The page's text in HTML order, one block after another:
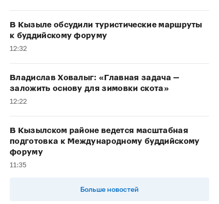
В Кызыле обсудили туристические маршруты
к буддийскому форуму
12:32
Владислав Ховалыг: «Главная задача —
заложить основу для зимовки скота»
12:22
В Кызылском районе ведется масштабная
подготовка к Международному буддийскому
форуму
11:35
Больше новостей